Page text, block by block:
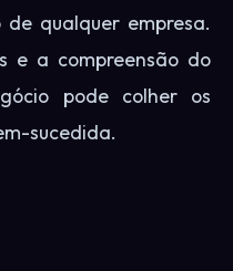
qualquer empresa.
e a compreensão do
pode colher os
sucedida.